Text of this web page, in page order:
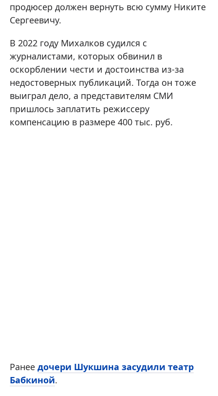
продюсер должен вернуть всю сумму Никите
Сергеевичу.
В 2022 году Михалков судился с
журналистами, которых обвинил в
оскорблении чести и достоинства из-за
недостоверных публикаций. Тогда он тоже
выиграл дело, а представителям СМИ
пришлось заплатить режиссеру
компенсацию в размере 400 тыс. руб.
Ранее дочери Шукшина засудили театр
Бабкиной.